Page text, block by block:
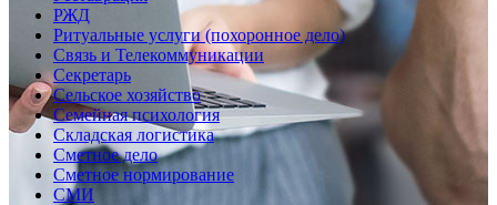
РЖД
Ритуальные услуги (похоронное дело)
Связь и Телекоммуникации
Секретарь
Сельское хозяйство
Семейная психология
Складская логистика
Сметное дело
Сметное нормирование
СМИ